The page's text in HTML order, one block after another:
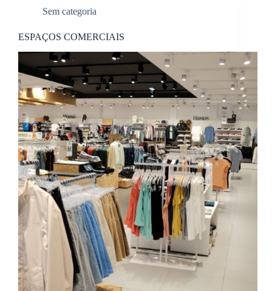
Sem categoria
ESPAÇOS COMERCIAIS